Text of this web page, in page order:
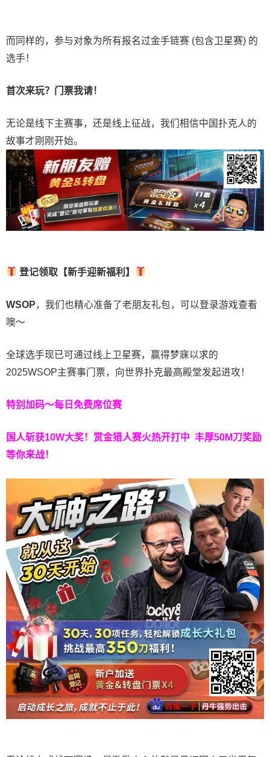
而同样的，参与对象为所有报名过金手链赛 (包含卫星赛) 的
选手！
首次来玩？门票我请！
无论是线下主赛事，还是线上征战，我们相信中国扑克人的
故事才刚刚开始。
登记领取【新手迎新福利】
WSOP，我们也精心准备了老朋友礼包，可以登录游戏查看
噢～
全球选手现已可通过线上卫星赛，赢得梦寐以求的
2025WSOP主赛事门票，向世界扑克最高殿堂发起进攻！
特别加码～每日免费席位赛
国人斩获10W大奖！ 赏金猎人赛火热开打中 丰厚50M刀奖励
等你来战！